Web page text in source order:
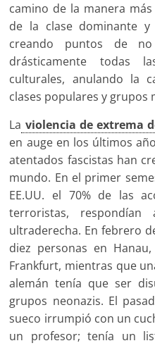
camino de la manera
de la clase dominante
creando puntos de
drásticamente todas
culturales, anulando la
clases populares y grupos
La violencia de extrema
en auge en los últimos
atentados fascistas han
mundo. En el primer
EE.UU. el 70% de las
terroristas,
ultraderecha. En febrero
diez personas en
Frankfurt, mientras que
alemán tenía que ser
grupos neonazis. El
sueco irrumpió con un
un profesor; tenía un